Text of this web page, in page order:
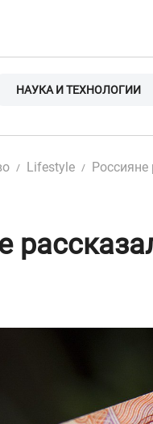
НАУКА И ТЕХНОЛОГИИ
Lifestyle Россияне